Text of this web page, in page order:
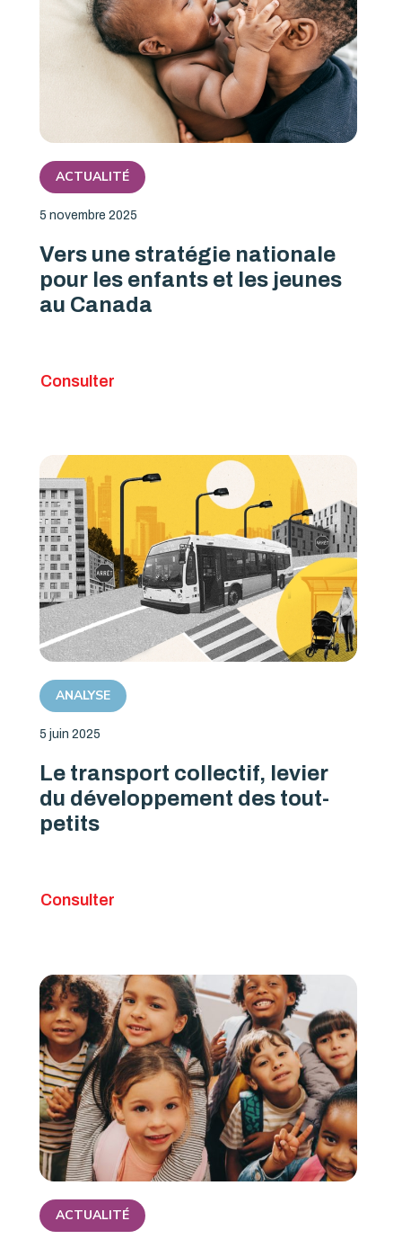
ACTUALITÉ
5 novembre 2025
Vers une stratégie nationale
pour les enfants et les jeunes
au Canada
Consulter
ANALYSE
5 juin 2025
Le transport collectif, levier
du développement des tout-
petits
Consulter
ACTUALITÉ